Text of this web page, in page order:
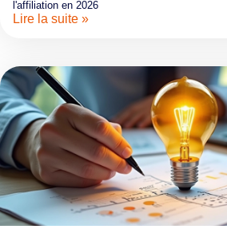
l'affiliation en 2026
Lire la suite »